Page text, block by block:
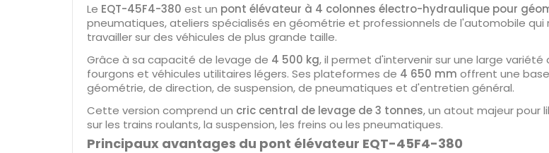
Le EQT-45F4-380 est un pont élévateur à 4 colonnes électro-hydraulique pour
pneumatiques, ateliers spécialisés en géométrie et professionnels de l'automobile
travailler sur des véhicules de plus grande taille.
Grâce à sa capacité de levage de 4 500 kg, il permet d'intervenir sur une large
fourgons et véhicules utilitaires légers. Ses plateformes de 4 650 mm offrent une
géométrie, de direction, de suspension, de pneumatiques et d'entretien général.
Cette version comprend un cric central de levage de 3 tonnes, un atout majeur pour
sur les trains roulants, la suspension, les freins ou les pneumatiques.
Principaux avantages du pont élévateur EQT-45F4-380